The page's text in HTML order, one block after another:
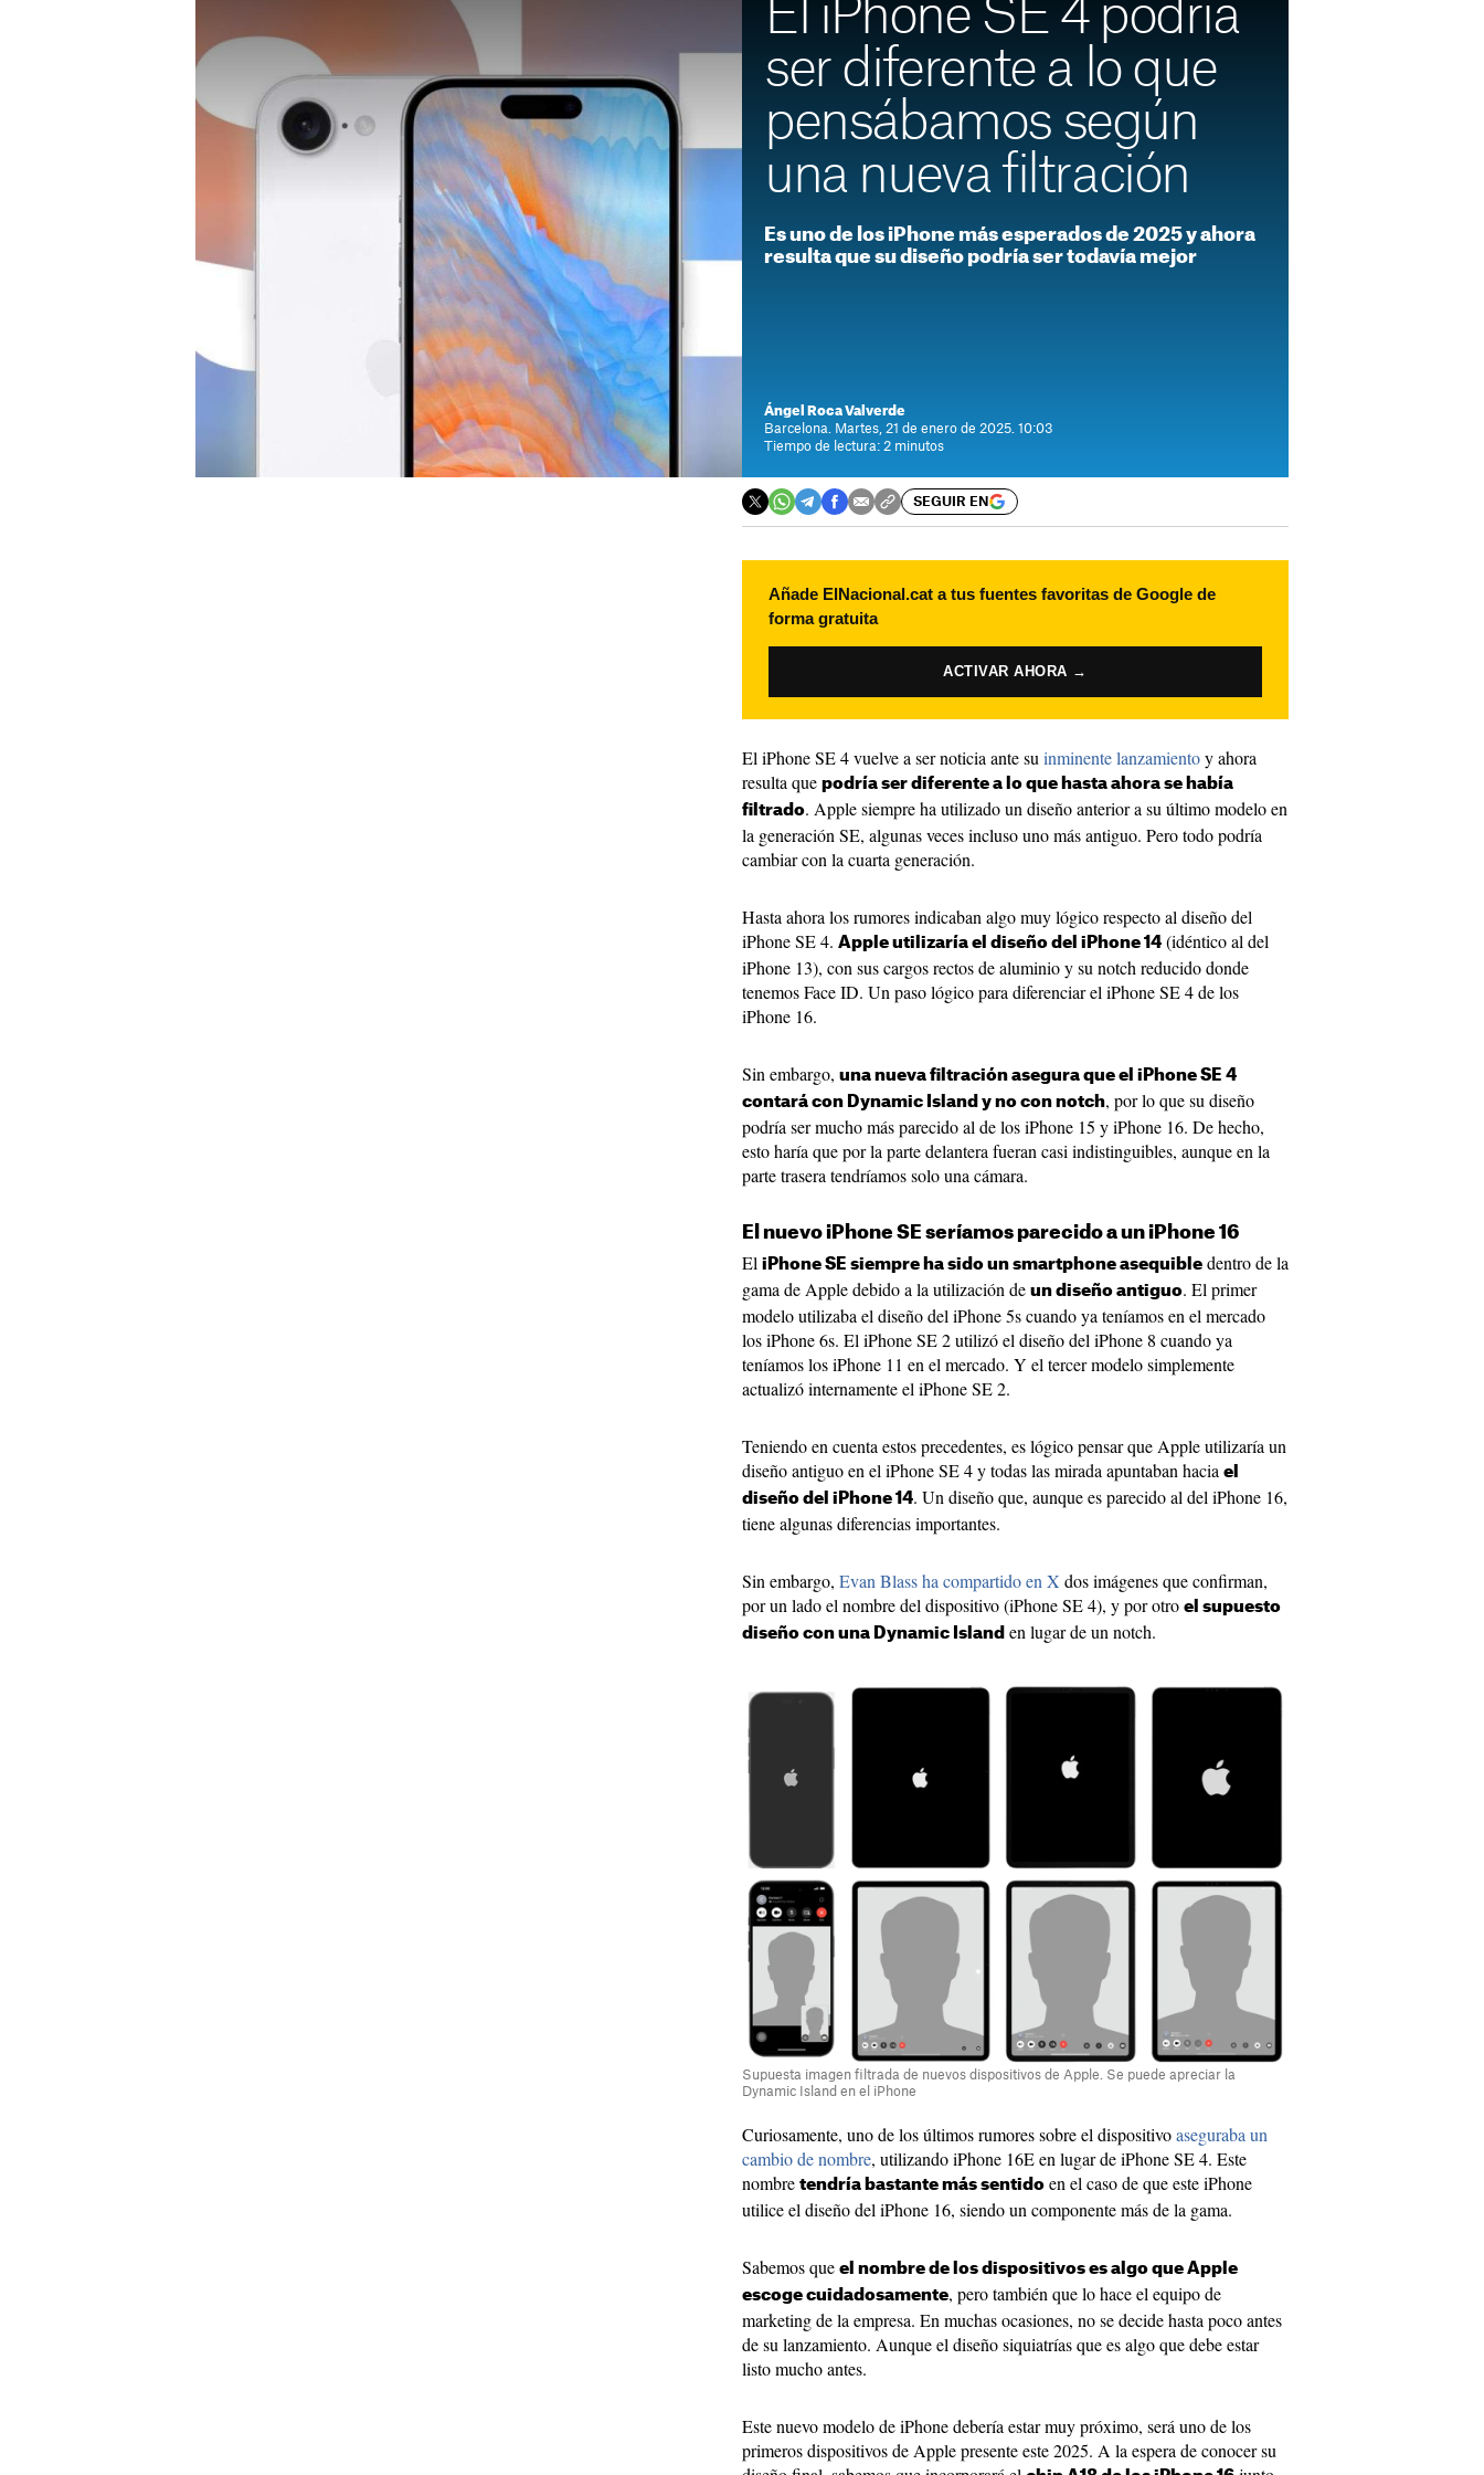
El iPhone SE 4 podría
ser diferente a lo que
pensábamos según
una nueva filtración
Es uno de los iPhone más esperados de 2025 y ahora
resulta que su diseño podría ser todavía mejor
Ángel Roca Valverde
Barcelona. Martes, 21 de enero de 2025. 10:03
Tiempo de lectura: 2 minutos
SEGUIR EN
Añade ElNacional.cat a tus fuentes favoritas de Google de
forma gratuita
ACTIVAR AHORA →
El iPhone SE 4 vuelve a ser noticia ante su inminente lanzamientoy ahora
resulta que podría ser diferente a lo que hasta ahora se había
filtrado. Apple siempre ha utilizado un diseño anterior a su último modelo en
la generación SE, algunas veces incluso uno más antiguo. Pero todo podría
cambiar con la cuarta generación.
Hasta ahora los rumores indicaban algo muy lógico respecto al diseño del
iPhone SE 4. Apple utilizaría el diseño del iPhone 14 (idéntico al del
iPhone 13), con sus cargos rectos de aluminio y su notch reducido donde
tenemos Face ID. Un paso lógico para diferenciar el iPhone SE 4 de los
iPhone 16.
Sin embargo, una nueva filtración asegura que el iPhone SE 4
contará con Dynamic Island y no con notch, por lo que su diseño
podría ser mucho más parecido al de los iPhone 15 y iPhone 16. De hecho,
esto haría que por la parte delantera fueran casi indistinguibles, aunque en la
parte trasera tendríamos solo una cámara.
El nuevo iPhone SE seríamos parecido a un iPhone 16
El iPhone SE siempre ha sido un smartphone asequible dentro de la
gama de Apple debido a la utilización de un diseño antiguo. El primer
modelo utilizaba el diseño del iPhone 5s cuando ya teníamos en el mercado
los iPhone 6s. El iPhone SE 2 utilizó el diseño del iPhone 8 cuando ya
teníamos los iPhone 11 en el mercado. Y el tercer modelo simplemente
actualizó internamente el iPhone SE 2.
Teniendo en cuenta estos precedentes, es lógico pensar que Apple utilizaría un
diseño antiguo en el iPhone SE 4 y todas las mirada apuntaban hacia el
diseño del iPhone 14. Un diseño que, aunque es parecido al del iPhone 16,
tiene algunas diferencias importantes.
Sin embargo, Evan Blass ha compartido en X dos imágenes que confirman,
por un lado el nombre del dispositivo (iPhone SE 4), y por otro el supuesto
diseño con una Dynamic Island en lugar de un notch.
Supuesta imagen filtrada de nuevos dispositivos de Apple. Se puede apreciar la
Dynamic Island en el iPhone
Curiosamente, uno de los últimos rumores sobre el dispositivoaseguraba un
cambio de nombre, utilizando iPhone 16E en lugar de iPhone SE 4. Este
nombre tendría bastante más sentido en el caso de que este iPhone
utilice el diseño del iPhone 16, siendo un componente más de la gama.
Sabemos que el nombre de los dispositivos es algo que Apple
escoge cuidadosamente, pero también que lo hace el equipo de
marketing de la empresa. En muchas ocasiones, no se decide hasta poco antes
de su lanzamiento. Aunque el diseño siquiatrías que es algo que debe estar
listo mucho antes.
Este nuevo modelo de iPhone debería estar muy próximo, será uno de los
primeros dispositivos de Apple presente este 2025. A la espera de conocer su